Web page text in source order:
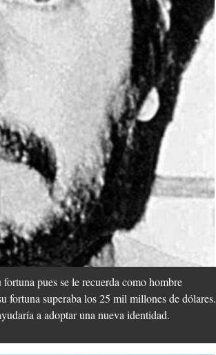
pues se le recuerda como hombre
fortuna superaba los 25 mil millones de dólares.
a adoptar una nueva identidad.